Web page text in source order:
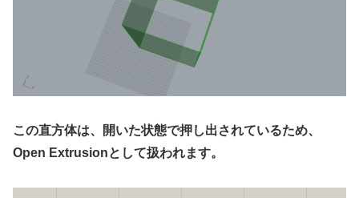
この直方体は、開いた状態で押し出されているため、
Open Extrusionとして扱われます。